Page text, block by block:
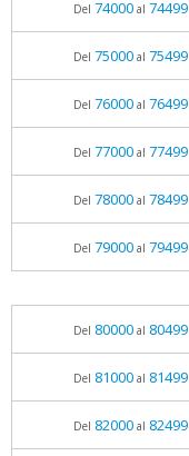
Del 74000al 74499
Del 75000al 75499
Del 76000al 76499
Del 77000al 77499
Del 78000al 78499
Del 79000al 79499
Del 80000al 80499
Del 81000al 81499
Del 82000al 82499